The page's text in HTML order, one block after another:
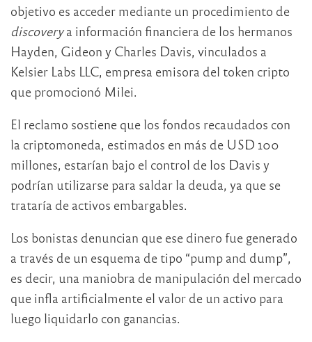
objetivo es acceder mediante un procedimiento de
discoverya información financiera de los hermanos
Hayden, Gideon y Charles Davis, vinculados a
Kelsier Labs LLC, empresa emisora del token cripto
que promocionó Milei.
El reclamo sostiene que los fondos recaudados con
la criptomoneda, estimados en más de USD 100
millones, estarían bajo el control de los Davis y
podrían utilizarse para saldar la deuda, ya que se
trataría de activos embargables.
Los bonistas denuncian que ese dinero fue generado
a través de un esquema de tipo “pump and dump”,
es decir, una maniobra de manipulación del mercado
que infla artificialmente el valor de un activo para
luego liquidarlo con ganancias.